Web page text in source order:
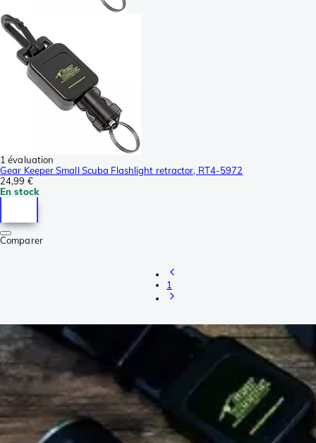
1 évaluation
Gear Keeper Small Scuba Flashlight retractor, RT4-5972
24,99 €
En stock
Comparer
1